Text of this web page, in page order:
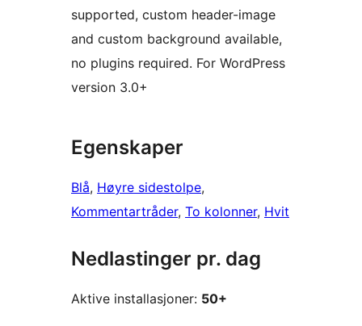
supported, custom header-image
and custom background available,
no plugins required. For WordPress
version 3.0+
Egenskaper
Blå, Høyre sidestolpe
Kommentartråder, To kolonner, Hvit
Nedlastinger pr. dag
Aktive installasjoner: 50+